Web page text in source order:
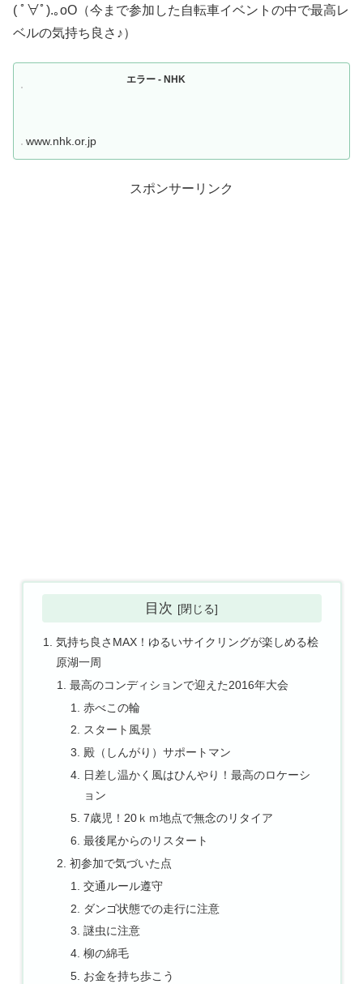
( ﾟ∀ﾟ).｡oO（今まで参加した自転車イベントの中で最高レ
ベルの気持ち良さ♪）
エラー - NHK
www.nhk.or.jp
スポンサーリンク
目次
気持ち良さMAX！ゆるいサイクリングが楽しめる桧
原湖一周
最高のコンディションで迎えた2016年大会
赤べこの輪
スタート風景
殿（しんがり）サポートマン
日差し温かく風はひんやり！最高のロケーシ
ョン
7歳児！20ｋｍ地点で無念のリタイア
最後尾からのリスタート
初参加で気づいた点
交通ルール遵守
ダンゴ状態での走行に注意
謎虫に注意
柳の綿毛
お金を持ち歩こう